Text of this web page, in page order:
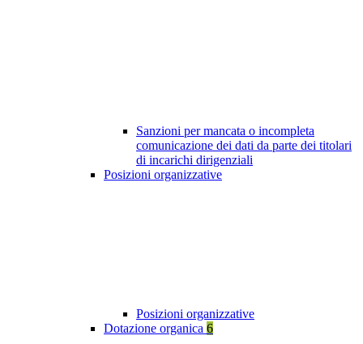
Sanzioni per mancata o incompleta
comunicazione dei dati da parte dei titolari
di incarichi dirigenziali
Posizioni organizzative
Posizioni organizzative
Dotazione organica 6